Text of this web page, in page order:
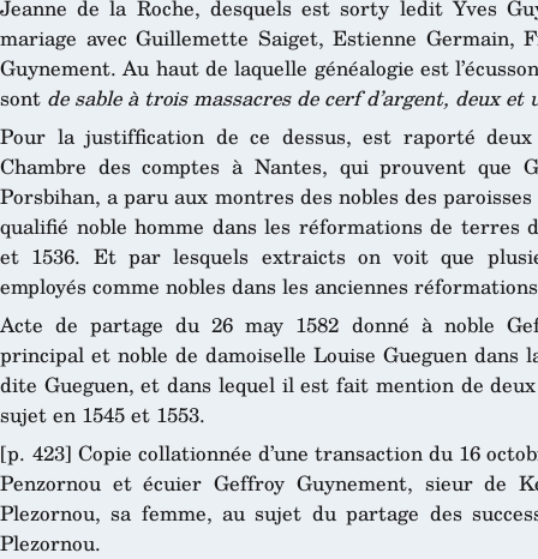
Jeanne de la Roche, desquels est sorty ledit Yves
mariage avec Guillemette Saiget, Estienne Germain,
Guynement. Au haut de laquelle généalogie est
sont de sable à trois massacres de cerf d’argent, deux et
Pour la justiffication de ce dessus, est raporté
Chambre des comptes à Nantes, qui prouvent que
Porsbihan, a paru aux montres des nobles des
qualifié noble homme dans les réformations de terres
et 1536. Et par lesquels extraicts on voit que
employés comme nobles dans les anciennes
Acte de partage du 26 may 1582 donné à noble
principal et noble de damoiselle Louise Gueguen dans
dite Gueguen, et dans lequel il est fait mention de
sujet en 1545 et 1553.
[p. 423] Copie collationnée d’une transaction du 16
Penzornou et écuier Geffroy Guynement, sieur de
Plezornou, sa femme, au sujet du partage des
Plezornou.